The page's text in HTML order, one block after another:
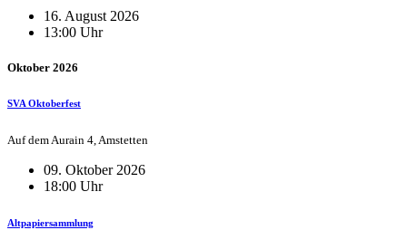
16. August 2026
13:00 Uhr
Oktober 2026
SVA Oktoberfest
Auf dem Aurain 4, Amstetten
09. Oktober 2026
18:00 Uhr
Altpapiersammlung